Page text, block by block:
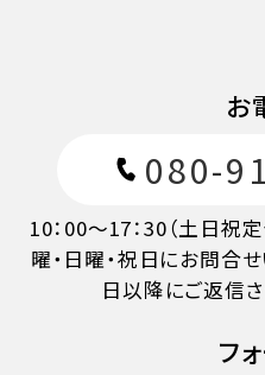
お
080-
10：00～17：30（土日
曜・日曜・祝日にお問合
日以降にご返信
フ